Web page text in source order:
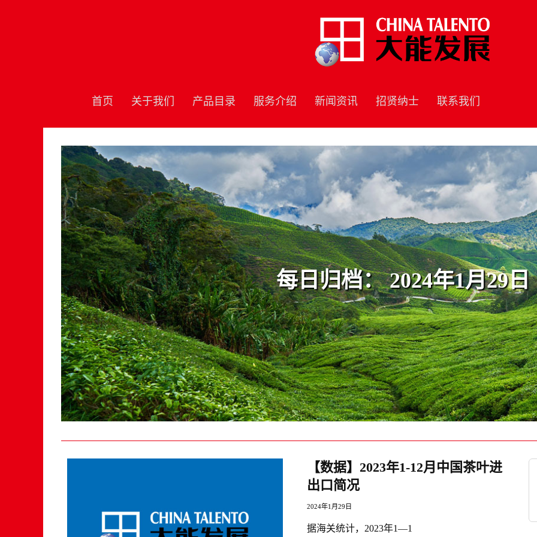
首页 关于我们 产品目录 服务介绍 新闻资讯 招贤纳士 联系我们
每日归档：2024年1月29日
【数据】2023年1-12月中国茶叶进
出口简况
2024年1月29日
据海关统计，2023年1—1